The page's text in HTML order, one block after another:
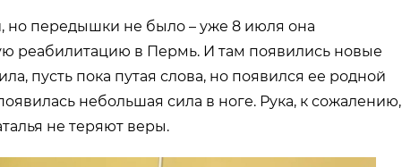
передышки не было – уже 8 июля она
реабилитацию в Пермь. И там появились новые
пусть пока путая слова, но появился ее родной
небольшая сила в ноге. Рука, к сожалению,
не теряют веры.